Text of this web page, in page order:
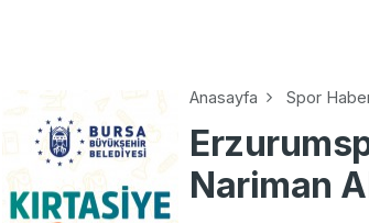
Anasayfa Spor
Nariman